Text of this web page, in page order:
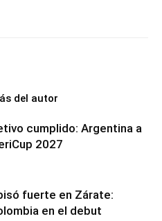
del autor
cumplido: Argentina a
2027
fuerte en Zárate:
en el debut